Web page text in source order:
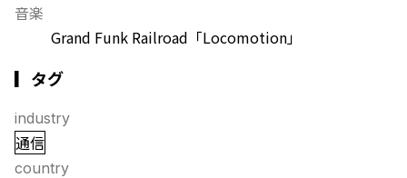
音楽
Grand Funk Railroad「Locomotion」
▎タグ
industry
通信
country